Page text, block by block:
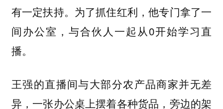
有一定扶持。为了抓住红利，他专门拿了一
间办公室，与合伙人一起从0开始学习直
播。
王强的直播间与大部分农产品商家并无差
异，一张办公桌上摆着各种货品，旁边的架